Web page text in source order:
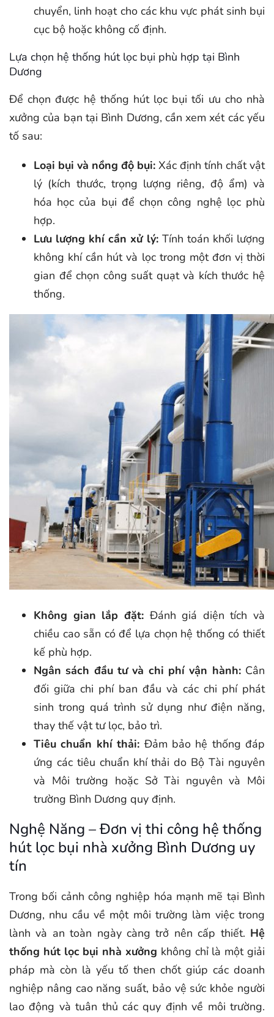
chuyển, linh hoạt cho các khu vực phát sinh bụi
cục bộ hoặc không cố định.
Lựa chọn hệ thống hút lọc bụi phù hợp tại Bình
Dương
Để chọn được hệ thống hút lọc bụi tối ưu cho nhà
xưởng của bạn tại Bình Dương, cần xem xét các yếu
tố sau:
Loại bụi và nồng độ bụi: Xác định tính chất vật
lý (kích thước, trọng lượng riêng, độ ẩm) và
hóa học của bụi để chọn công nghệ lọc phù
hợp.
Lưu lượng khí cần xử lý:Tính toán khối lượng
không khí cần hút và lọc trong một đơn vị thời
gian để chọn công suất quạt và kích thước hệ
thống.
Không gian lắp đặt:Đánh giá diện tích và
chiều cao sẵn có để lựa chọn hệ thống có thiết
kế phù hợp.
Ngân sách đầu tư và chi phí vận hành:Cân
đối giữa chi phí ban đầu và các chi phí phát
sinh trong quá trình sử dụng như điện năng,
thay thế vật tư lọc, bảo trì.
Tiêu chuẩn khí thải: Đảm bảo hệ thống đáp
ứng các tiêu chuẩn khí thải do Bộ Tài nguyên
và Môi trường hoặc Sở Tài nguyên và Môi
trường Bình Dương quy định.
Nghệ Năng – Đơn vị thi công hệ thống
hút lọc bụi nhà xưởng Bình Dương uy
tín
Trong bối cảnh công nghiệp hóa mạnh mẽ tại Bình
Dương, nhu cầu về một môi trường làm việc trong
lành và an toàn ngày càng trở nên cấp thiết. Hệ
thống hút lọc bụi nhà xưởng không chỉ là một giải
pháp mà còn là yếu tố then chốt giúp các doanh
nghiệp nâng cao năng suất, bảo vệ sức khỏe người
lao động và tuân thủ các quy định về môi trường.